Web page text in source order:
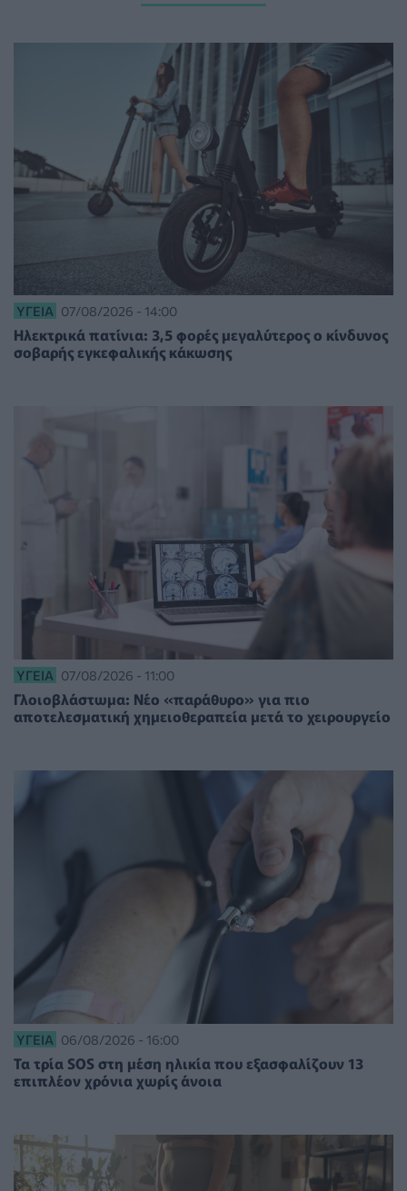
ΥΓΕΊΑ 07/08/2026 - 14:00
Ηλεκτρικά πατίνια: 3,5 φορές μεγαλύτερος ο κίνδυνος
σοβαρής εγκεφαλικής κάκωσης
ΥΓΕΊΑ 07/08/2026 - 11:00
Γλοιοβλάστωμα: Νέο «παράθυρο» για πιο
αποτελεσματική χημειοθεραπεία μετά το χειρουργείο
ΥΓΕΊΑ 06/08/2026 - 16:00
Τα τρία SOS στη μέση ηλικία που εξασφαλίζουν 13
επιπλέον χρόνια χωρίς άνοια